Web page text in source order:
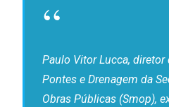
Paulo Vitor Lucca,
Pontes e Drenagem da
Obras Públicas (Smop),